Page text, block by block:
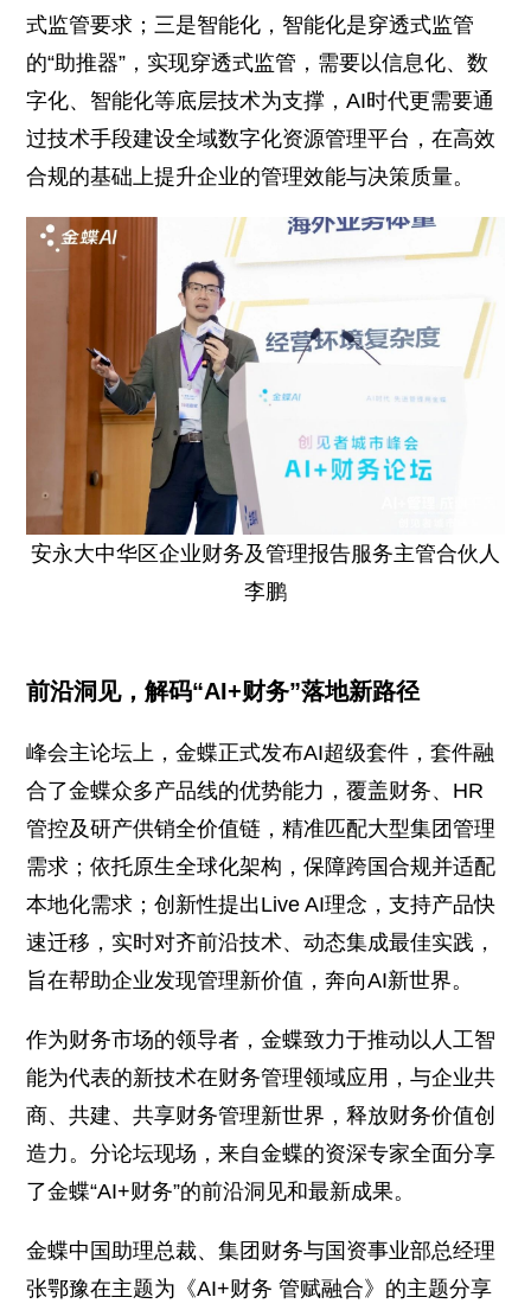
式监管要求；三是智能化，智能化是穿透式监管
的“助推器”，实现穿透式监管，需要以信息化、数
字化、智能化等底层技术为支撑，AI时代更需要通
过技术手段建设全域数字化资源管理平台，在高效
合规的基础上提升企业的管理效能与决策质量。
安永大中华区企业财务及管理报告服务主管合伙人
李鹏
前沿洞见，解码“AI+财务”落地新路径
峰会主论坛上，金蝶正式发布AI超级套件，套件融
合了金蝶众多产品线的优势能力，覆盖财务、HR
管控及研产供销全价值链，精准匹配大型集团管理
需求；依托原生全球化架构，保障跨国合规并适配
本地化需求；创新性提出Live AI理念，支持产品快
速迁移，实时对齐前沿技术、动态集成最佳实践，
旨在帮助企业发现管理新价值，奔向AI新世界。
作为财务市场的领导者，金蝶致力于推动以人工智
能为代表的新技术在财务管理领域应用，与企业共
商、共建、共享财务管理新世界，释放财务价值创
造力。分论坛现场，来自金蝶的资深专家全面分享
了金蝶“AI+财务”的前沿洞见和最新成果。
金蝶中国助理总裁、集团财务与国资事业部总经理
张鄂豫在主题为《AI+财务 管赋融合》的主题分享